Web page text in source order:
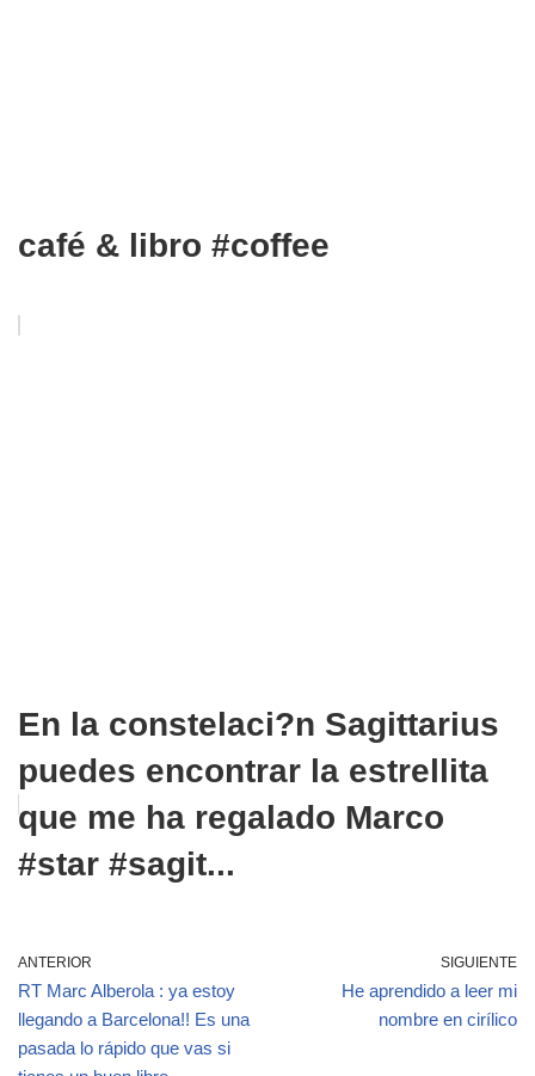
café & libro #coffee
En la constelaci?n Sagittarius
puedes encontrar la estrellita
que me ha regalado Marco
#star #sagit...
ANTERIOR
RT Marc Alberola : ya estoy
llegando a Barcelona!! Es una
pasada lo rápido que vas si
SIGUIENTE
He aprendido a leer mi
nombre en cirílico